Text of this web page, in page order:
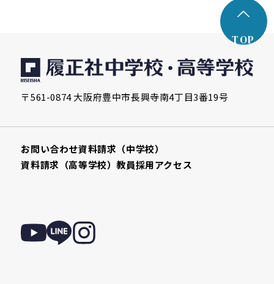
TOP
〒561-0874 大阪府豊中市長興寺南4丁目3番19号
お問い合わせ資料請求（中学校）
資料請求（高等学校）教員採用アクセス